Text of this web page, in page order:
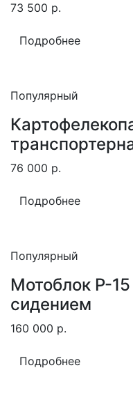
73 500 р.
Подробнее
Популярный
76 000 р.
Подробнее
Популярный
Мотоблок Р-
сидением
160 000 р.
Подробнее